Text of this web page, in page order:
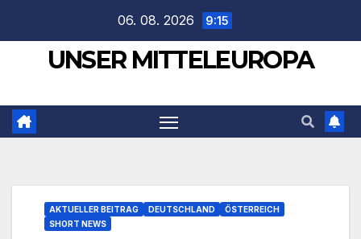
springen
06. 08. 2026 9:15
UNSER MITTELEUROPA
AKTUELLER BEITRAG DEUTSCHLAND
ÖSTERREICH
SHORT NEWS